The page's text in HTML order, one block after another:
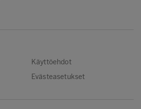
Käyttöehdot
Evästeasetukset